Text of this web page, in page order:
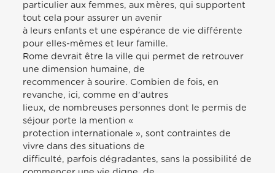
particulier aux femmes, aux mères, qui supportent
tout cela pour assurer un avenir
à leurs enfants et une espérance de vie différente
pour elles-mêmes et leur famille.
Rome devrait être la ville qui permet de retrouver
une dimension humaine, de
recommencer à sourire. Combien de fois, en
revanche, ici, comme en d’autres
lieux, de nombreuses personnes dont le permis de
séjour porte la mention «
protection internationale », sont contraintes de
vivre dans des situations de
difficulté, parfois dégradantes, sans la possibilité de